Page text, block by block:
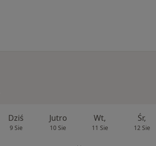
Dziś
9 Sie
Jutro
10 Sie
Wt,
11 Sie
Śr,
12 Sie